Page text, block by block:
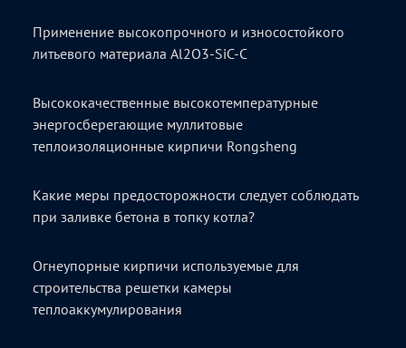
Применение высокопрочного и износостойкого
литьевого материала Al2O3-SiC-C
Высококачественные высокотемпературные
энергосберегающие муллитовые
теплоизоляционные кирпичи Rongsheng
Какие меры предосторожности следует соблюдать
при заливке бетона в топку котла?
Огнеупорные кирпичи используемые для
строительства решетки камеры
теплоаккумулирования